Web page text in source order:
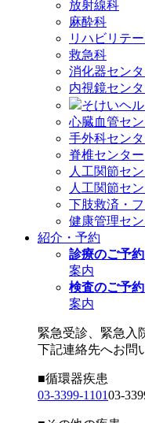
放射線科
麻酔科
リハビリテ
救急科
消化器セン
内視鏡セン
そけいヘ
心臓血管セ
手外科セン
脊椎センター
人工関節セ
人工関節セ
下肢救済・
健康管理セ
紹介・予約
診療のご予約
案内
検査のご予約
案内
緊急受診、緊急入
下記連絡先へお問
■循環器疾患
03-3399-110103-